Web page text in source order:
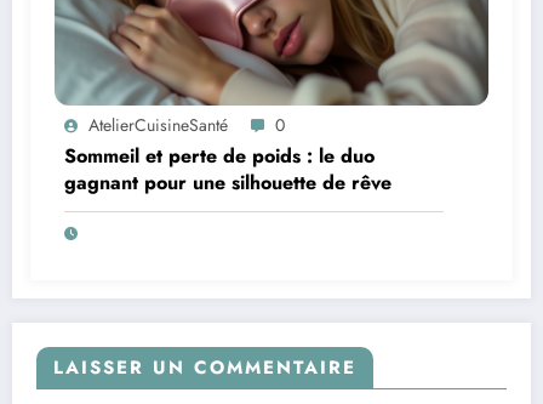
AtelierCuisineSanté 0
Sommeil et perte de poids : le duo
gagnant pour une silhouette de rêve
LAISSER UN COMMENTAIRE